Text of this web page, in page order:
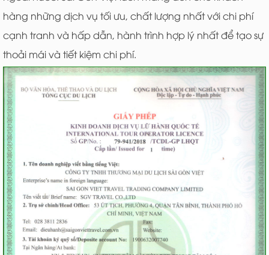
hàng những dịch vụ tối ưu, chất lượng nhất với chi phí
cạnh tranh và hấp dẫn, hành trình hợp lý nhất để tạo sự
thoải mái và tiết kiệm chi phí.